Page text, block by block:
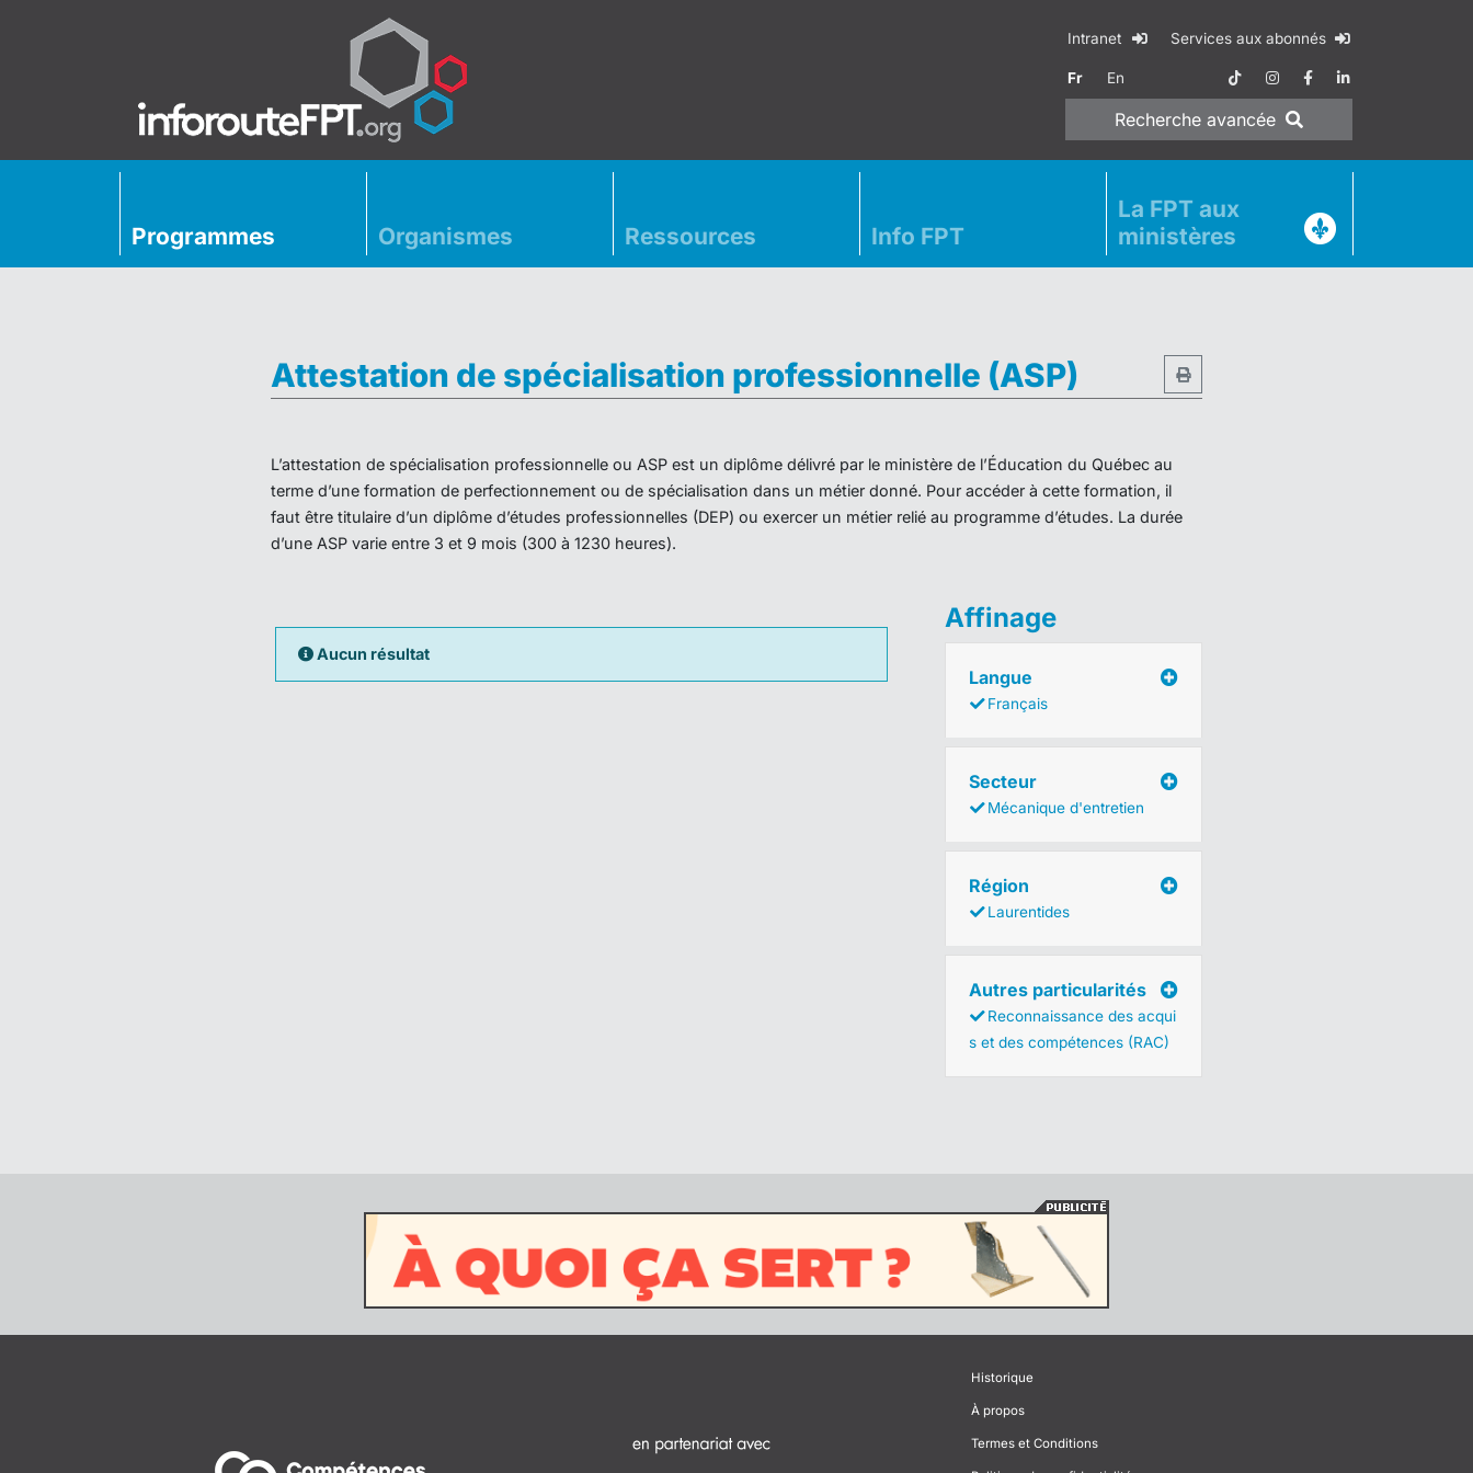
Intranet Services aux abonnés
Fr En
Recherche avancée
Programmes Organismes Ressources Info FPT
La FPT aux
ministères
Attestation de spécialisation professionnelle (ASP)
L’attestation de spécialisation professionnelle ou ASP est un diplôme délivré par le ministère de l’Éducation du Québec au
terme d’une formation de perfectionnement ou de spécialisation dans un métier donné. Pour accéder à cette formation, il
faut être titulaire d’un diplôme d’études professionnelles (DEP) ou exercer un métier relié au programme d’études. La durée
d’une ASP varie entre 3 et 9 mois (300 à 1230 heures).
Aucun résultat
Affinage
Langue
Français
Secteur
Mécanique d'entretien
Région
Laurentides
Autres particularités
Reconnaissance des acqui
s et des compétences (RAC)
Historique
À propos
Termes et Conditions